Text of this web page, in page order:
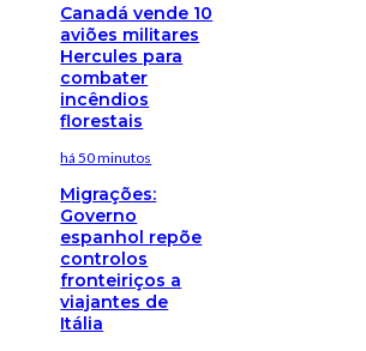
Canadá vende 10
aviões militares
Hercules para
combater
incêndios
florestais
há 50 minutos
Migrações:
Governo
espanhol repõe
controlos
fronteiriços a
viajantes de
Itália